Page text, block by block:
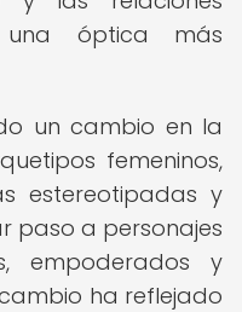
una óptica más
un cambio en la
femeninos,
estereotipadas y
paso a personajes
empoderados y
ha reflejado